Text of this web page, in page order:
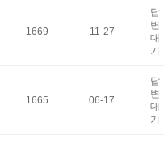
1669 11-27
답
변
대
기
1665 06-17
답
변
대
기